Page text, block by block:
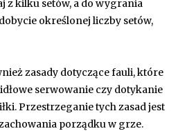
z kilku setów, a do wygrania
określonej liczby setów,
zasady dotyczące fauli, które
serwowanie czy dotykanie
Przestrzeganie tych zasad jest
porządku w grze.